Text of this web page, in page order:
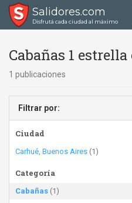
Salidores.com
Disfrutá cada ciudad al máximo
Cabañas 1
1 publicaciones
Filtrar por:
Ciudad
Carhué, Buenos Aires (1)
Categoría
Cabañas (1)